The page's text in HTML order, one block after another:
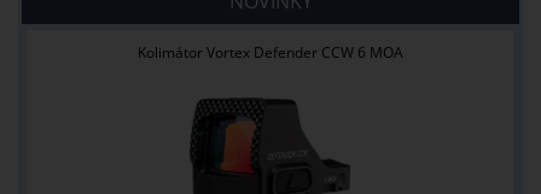
Kolimátor Vortex Defender CCW 6 MOA